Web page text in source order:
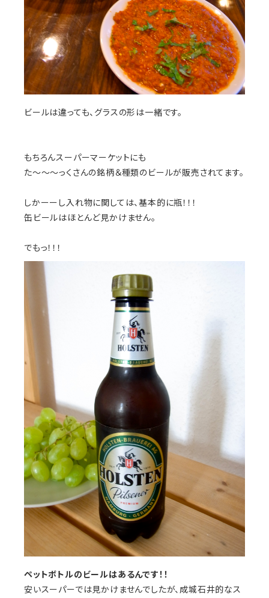
ビールは違っても、グラスの形は一緒です。
もちろんスーパーマーケットにも
た〜〜〜っくさんの銘柄＆種類のビールが販売されてます。
しかーーし入れ物に関しては、基本的に瓶！！！
缶ビールはほとんど見かけません。
でもっ！！！
ペットボトルのビールはあるんです！！
安いスーパーでは見かけませんでしたが、成城石井的なス